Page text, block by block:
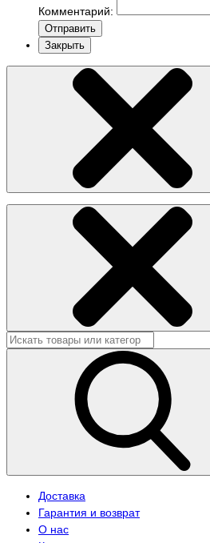
Комментарий:
Отправить
Закрыть
Доставка
Гарантия и возврат
О нас